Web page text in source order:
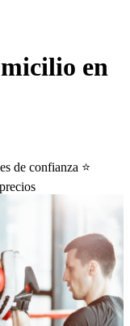
en
de confianza ⭐️